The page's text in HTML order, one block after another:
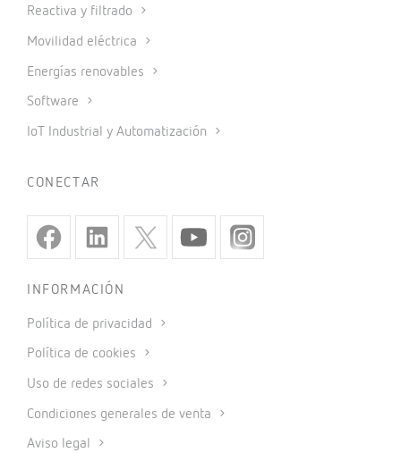
Reactiva y filtrado
Movilidad eléctrica
Energías renovables
Software
IoT Industrial y Automatización
CONECTAR
INFORMACIÓN
Política de privacidad
Política de cookies
Uso de redes sociales
Condiciones generales de venta
Aviso legal